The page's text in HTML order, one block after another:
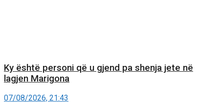
Ky është personi që u gjend pa shenja jete në
lagjen Marigona
07/08/2026, 21:43